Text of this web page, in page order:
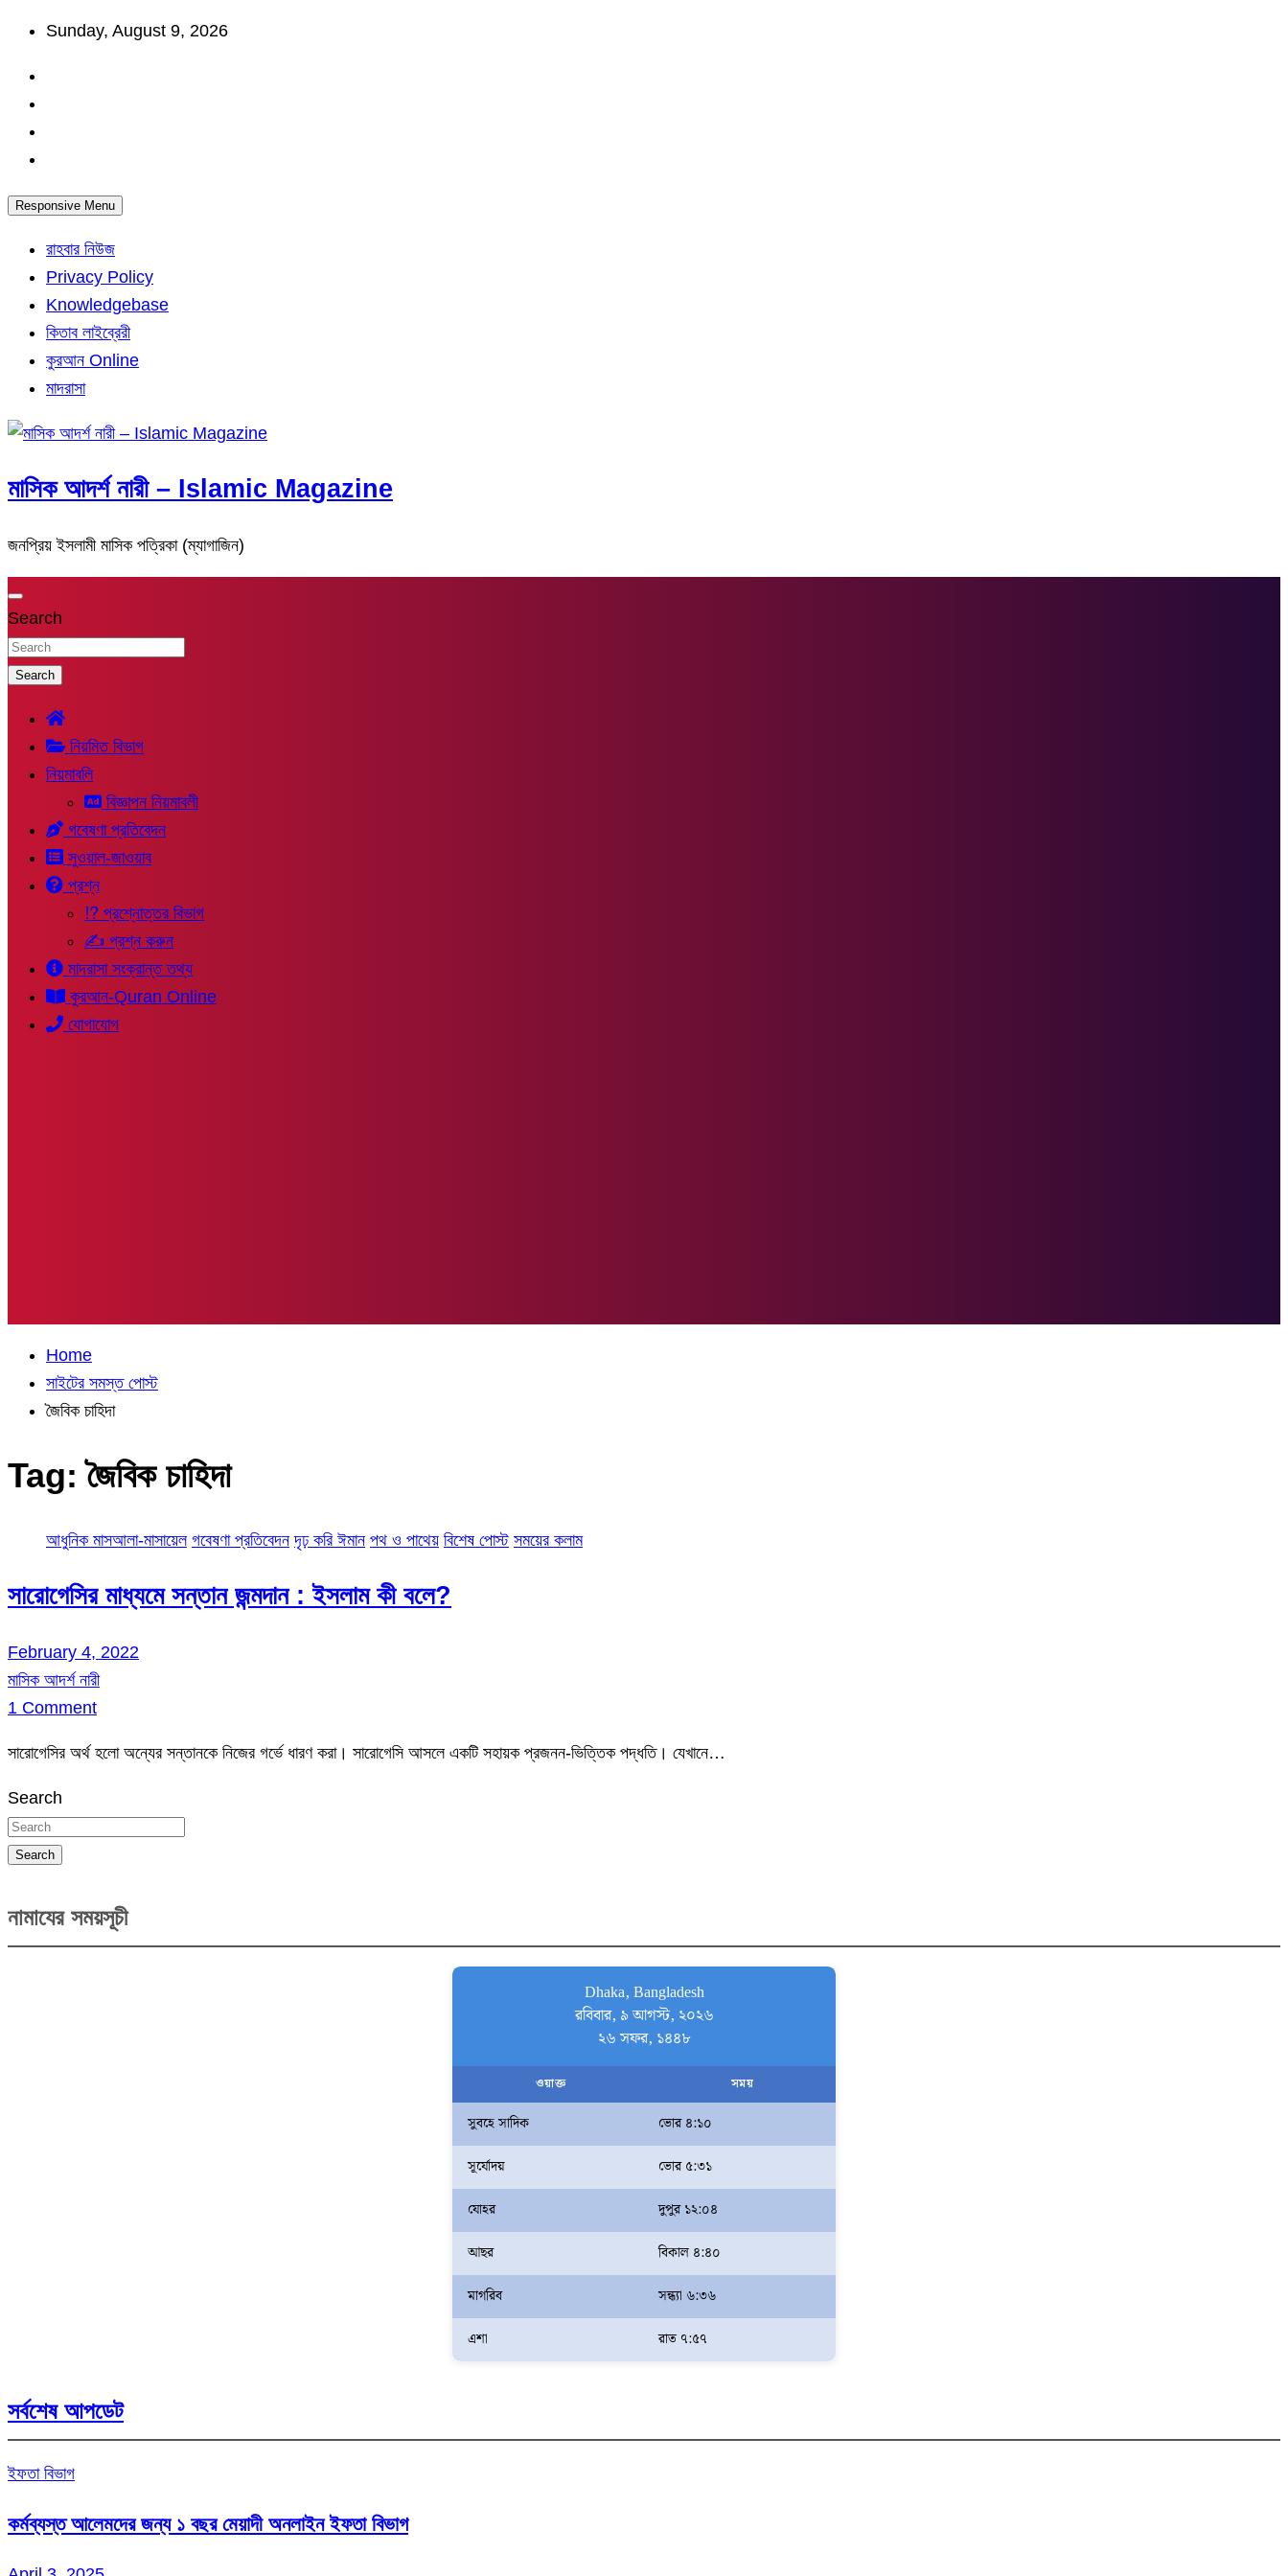
Skip
content
Sunday, August 9, 2026
Responsive Menu
রাহবার নিউজ
Privacy Policy
Knowledgebase
কিতাব লাইব্রেরী
কুরআন Online
মাদরাসা
মাসিক আদর্শ নারী – Islamic Magazine
জনপ্রিয় ইসলামী মাসিক পত্রিকা (ম্যাগাজিন)
Search
Search
নিয়মিত বিভাগ
নিয়মাবলি
বিজ্ঞাপন নিয়মাবলী
গবেষণা প্রতিবেদন
সুওয়াল-জাওয়াব
প্রশ্ন
⁉ প্রশ্নোত্তর বিভাগ
✍ প্রশ্ন করুন
মাদরাসা সংক্রান্ত তথ্য
কুরআন-Quran Online
যোগাযোগ
Home
সাইটের সমস্ত পোস্ট
জৈবিক চাহিদা
Tag:জৈবিক চাহিদা
আধুনিক মাসআলা-মাসায়েল গবেষণা প্রতিবেদন দৃঢ় করি ঈমান পথ ও পাথেয় বিশেষ পোস্ট সময়ের কলাম
সারোগেসির মাধ্যমে সন্তান জন্মদান : ইসলাম কী বলে?
February 4, 2022
মাসিক আদর্শ নারী
1 Comment
সারোগেসির অর্থ হলো অন্যের সন্তানকে নিজের গর্ভে ধারণ করা। সারোগেসি আসলে একটি সহায়ক প্রজনন-ভিত্তিক পদ্ধতি। যেখানে…
Search
Search
নামাযের সময়সূচী
Dhaka, Bangladesh
রবিবার, ৯ আগস্ট, ২০২৬
২৬ সফর, ১৪৪৮
ওয়াক্ত সময়
সুবহে সাদিক ভোর ৪:১০
সূর্যোদয় ভোর ৫:৩১
যোহর দুপুর ১২:০৪
আছর বিকাল ৪:৪০
মাগরিব সন্ধ্যা ৬:৩৬
এশা রাত ৭:৫৭
সর্বশেষ আপডেট
ইফতা বিভাগ
কর্মব্যস্ত আলেমদের জন্য ১ বছর মেয়াদী অনলাইন ইফতা বিভাগ